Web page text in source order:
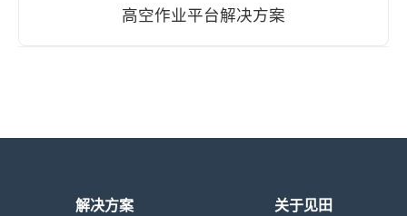
高空作业平台解决方案
解决方案 关于见田